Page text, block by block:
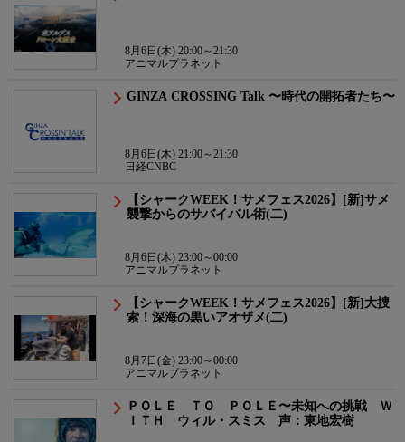
8月6日(木) 20:00～21:30
アニマルプラネット
GINZA CROSSING Talk 〜時代の開拓者たち〜
8月6日(木) 21:00～21:30
日経CNBC
【シャークWEEK！サメフェス2026】[新]サメ
襲撃からのサバイバル術(二)
8月6日(木) 23:00～00:00
アニマルプラネット
【シャークWEEK！サメフェス2026】[新]大捜
索！深海の黒いアオザメ(二)
8月7日(金) 23:00～00:00
アニマルプラネット
ＰＯＬＥ ＴＯ ＰＯＬＥ〜未知への挑戦 Ｗ
ＩＴＨ ウィル・スミス 声：東地宏樹